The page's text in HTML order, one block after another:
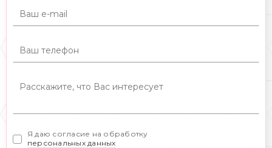
Я даю согласие на обработку
персональных данных